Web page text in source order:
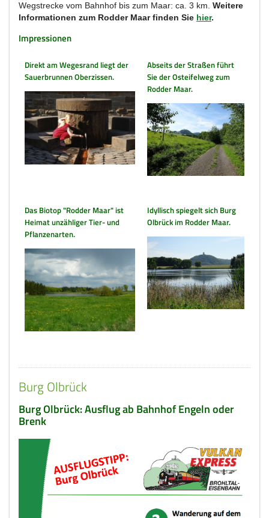
Wegstrecke vom Bahnhof bis zum Maar: ca. 3 km. Weitere
Informationen zum Rodder Maar finden Sie hier.
Impressionen
Direkt am Wegesrand liegt der
Sauerbrunnen Oberzissen.
Abseits der Straßen führt
Sie der Osteifelweg zum
Rodder Maar.
Das Biotop "Rodder Maar" ist
Heimat unzähliger Tier- und
Pflanzenarten.
Idyllisch spiegelt sich Burg
Olbrück im Rodder Maar.
Burg Olbrück
Burg Olbrück: Ausflug ab Bahnhof Engeln oder
Brenk